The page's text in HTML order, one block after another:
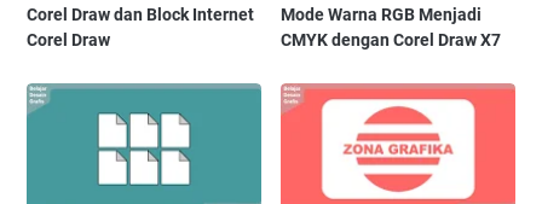
Corel Draw dan Block Internet
Corel Draw
Mode Warna RGB Menjadi
CMYK dengan Corel Draw X7